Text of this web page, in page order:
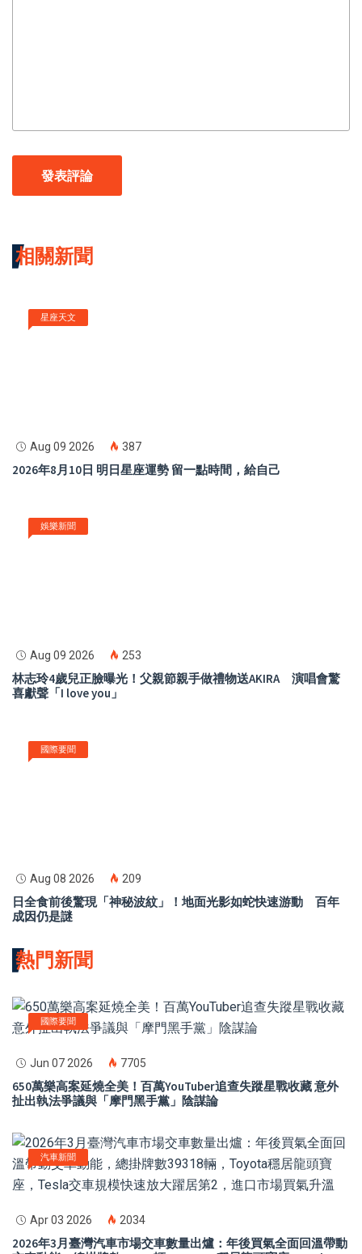
發表評論
相關新聞
星座天文
Aug 09 2026 387
2026年8月10日 明日星座運勢 留一點時間，給自己
娛樂新聞
Aug 09 2026 253
林志玲4歲兒正臉曝光！父親節親手做禮物送AKIRA 演唱會驚
喜獻聲「I love you」
國際要聞
Aug 08 2026 209
日全食前後驚現「神秘波紋」！地面光影如蛇快速游動 百年
成因仍是謎
熱門新聞
國際要聞
Jun 07 2026 7705
650萬樂高案延燒全美！百萬YouTuber追查失蹤星戰收藏 意外
扯出執法爭議與「摩門黑手黨」陰謀論
汽車新聞
Apr 03 2026 2034
2026年3月臺灣汽車市場交車數量出爐：年後買氣全面回溫帶動